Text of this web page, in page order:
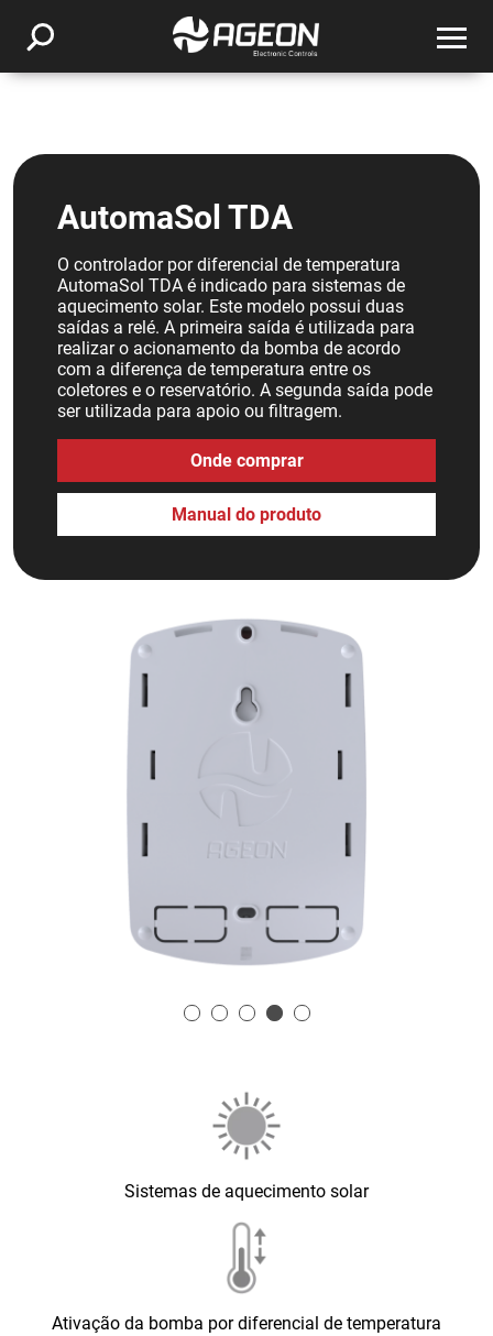
AutomaSol TDA
O controlador por diferencial de temperatura
AutomaSol TDA é indicado para sistemas de
aquecimento solar. Este modelo possui duas
saídas a relé. A primeira saída é utilizada para
realizar o acionamento da bomba de acordo
com a diferença de temperatura entre os
coletores e o reservatório. A segunda saída pode
ser utilizada para apoio ou filtragem.
Onde comprar
Manual do produto
Sistemas de aquecimento solar
Ativação da bomba por diferencial de temperatura